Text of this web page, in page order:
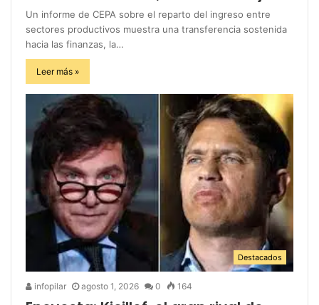
Un informe de CEPA sobre el reparto del ingreso entre
sectores productivos muestra una transferencia sostenida
hacia las finanzas, la…
Leer más »
Destacados
infopilar agosto 1, 2026 0 164